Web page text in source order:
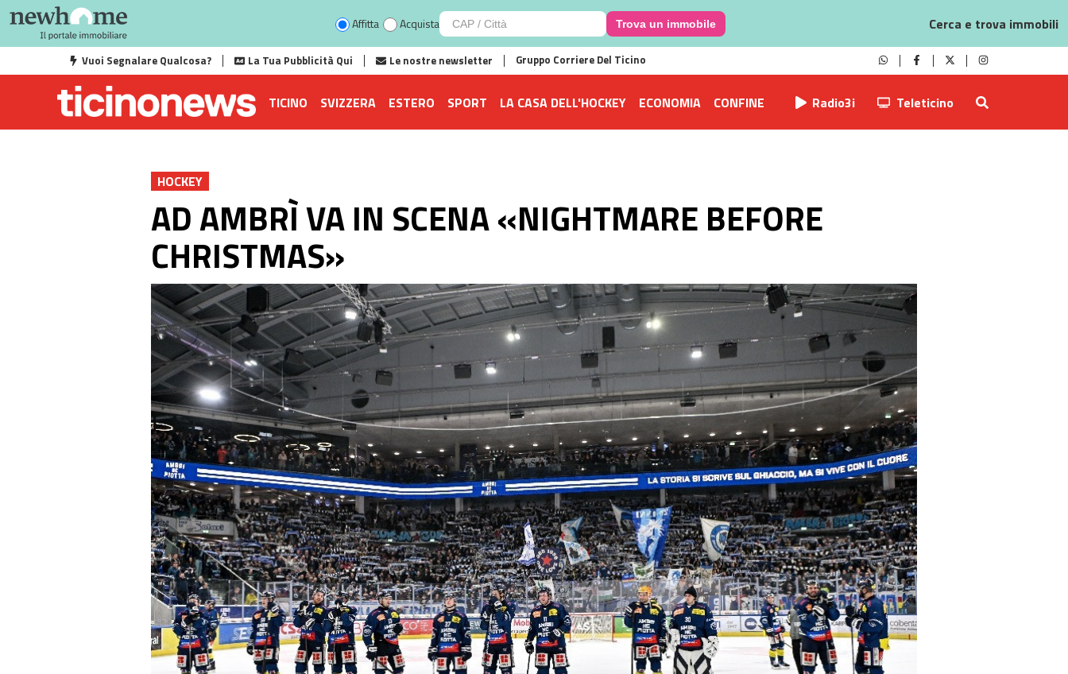
Affitta Acquista Trova un immobile Cerca e trova immobili
Vuoi Segnalare Qualcosa? La Tua Pubblicità Qui Le nostre newsletter Gruppo Corriere Del Ticino
TICINO SVIZZERA ESTERO SPORT LA CASA DELL'HOCKEY ECONOMIA CONFINE Radio3i Teleticino
HOCKEY
AD AMBRÌ VA IN SCENA «NIGHTMARE BEFORE
CHRISTMAS»